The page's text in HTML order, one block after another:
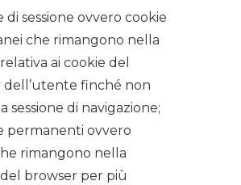
di sessione ovvero cookie
che rimangono nella
ai cookie del
dell’utente finché non
sessione di navigazione;
permanenti ovvero
rimangono nella
browser per più